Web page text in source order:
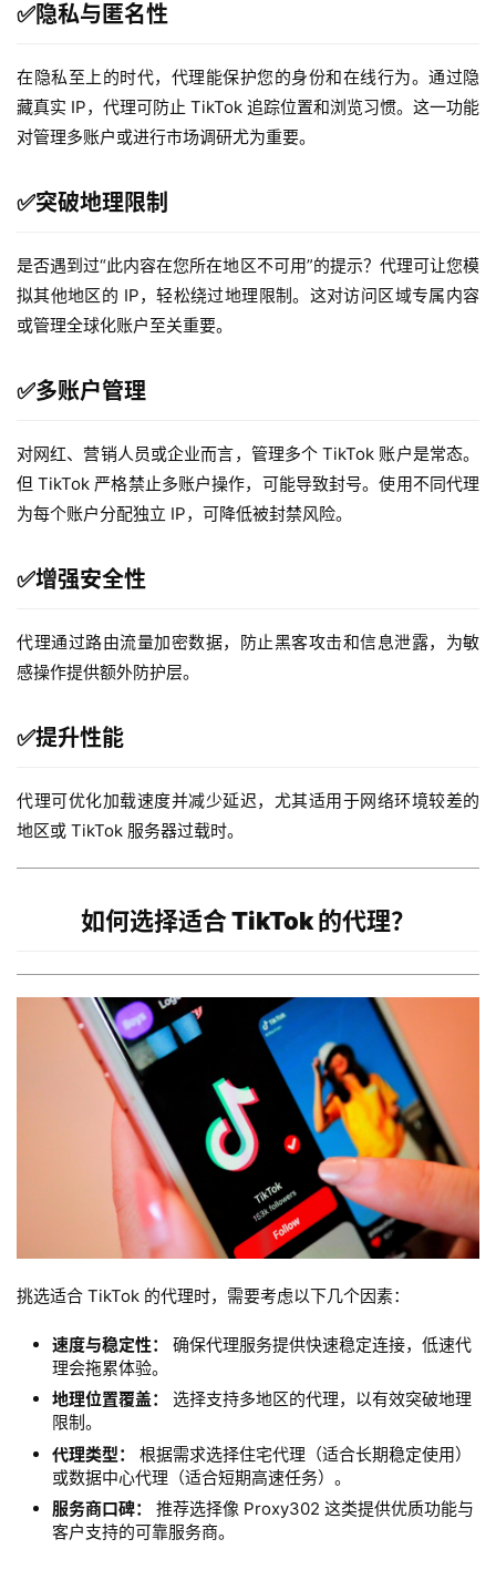
✅隐私与匿名性
在隐私至上的时代，代理能保护您的身份和在线行为。通过隐
藏真实 IP，代理可防止 TikTok 追踪位置和浏览习惯。这一功能
对管理多账户或进行市场调研尤为重要。
✅突破地理限制
是否遇到过“此内容在您所在地区不可用”的提示？代理可让您模
拟其他地区的 IP，轻松绕过地理限制。这对访问区域专属内容
或管理全球化账户至关重要。
✅多账户管理
对网红、营销人员或企业而言，管理多个 TikTok 账户是常态。
但 TikTok 严格禁止多账户操作，可能导致封号。使用不同代理
为每个账户分配独立 IP，可降低被封禁风险。
✅增强安全性
代理通过路由流量加密数据，防止黑客攻击和信息泄露，为敏
感操作提供额外防护层。
✅提升性能
代理可优化加载速度并减少延迟，尤其适用于网络环境较差的
地区或 TikTok 服务器过载时。
如何选择适合 TikTok 的代理？
挑选适合 TikTok 的代理时，需要考虑以下几个因素：
速度与稳定性：
确保代理服务提供快速稳定连接，低速代
理会拖累体验。
地理位置覆盖：
选择支持多地区的代理，以有效突破地理
限制。
代理类型：
根据需求选择住宅代理（适合长期稳定使用）
或数据中心代理（适合短期高速任务）。
服务商口碑：
推荐选择像 Proxy302 这类提供优质功能与
客户支持的可靠服务商。